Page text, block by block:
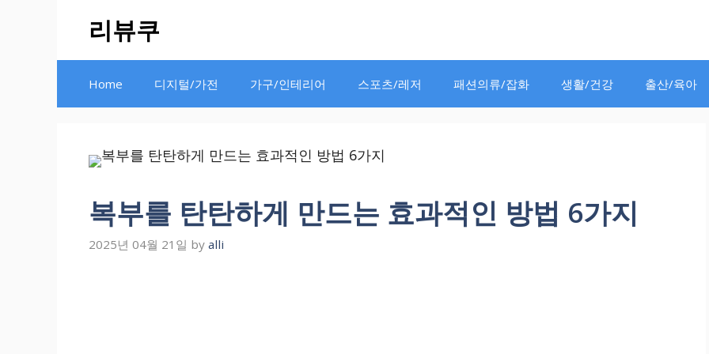
리뷰쿠
Home 디지털/가전 가구/인테리어 스포츠/레저 패션의류/잡화 생활/건강 출산/육아
복부를 탄탄하게 만드는 효과적인 방법 6가지
2025년 04월 21일 by alli